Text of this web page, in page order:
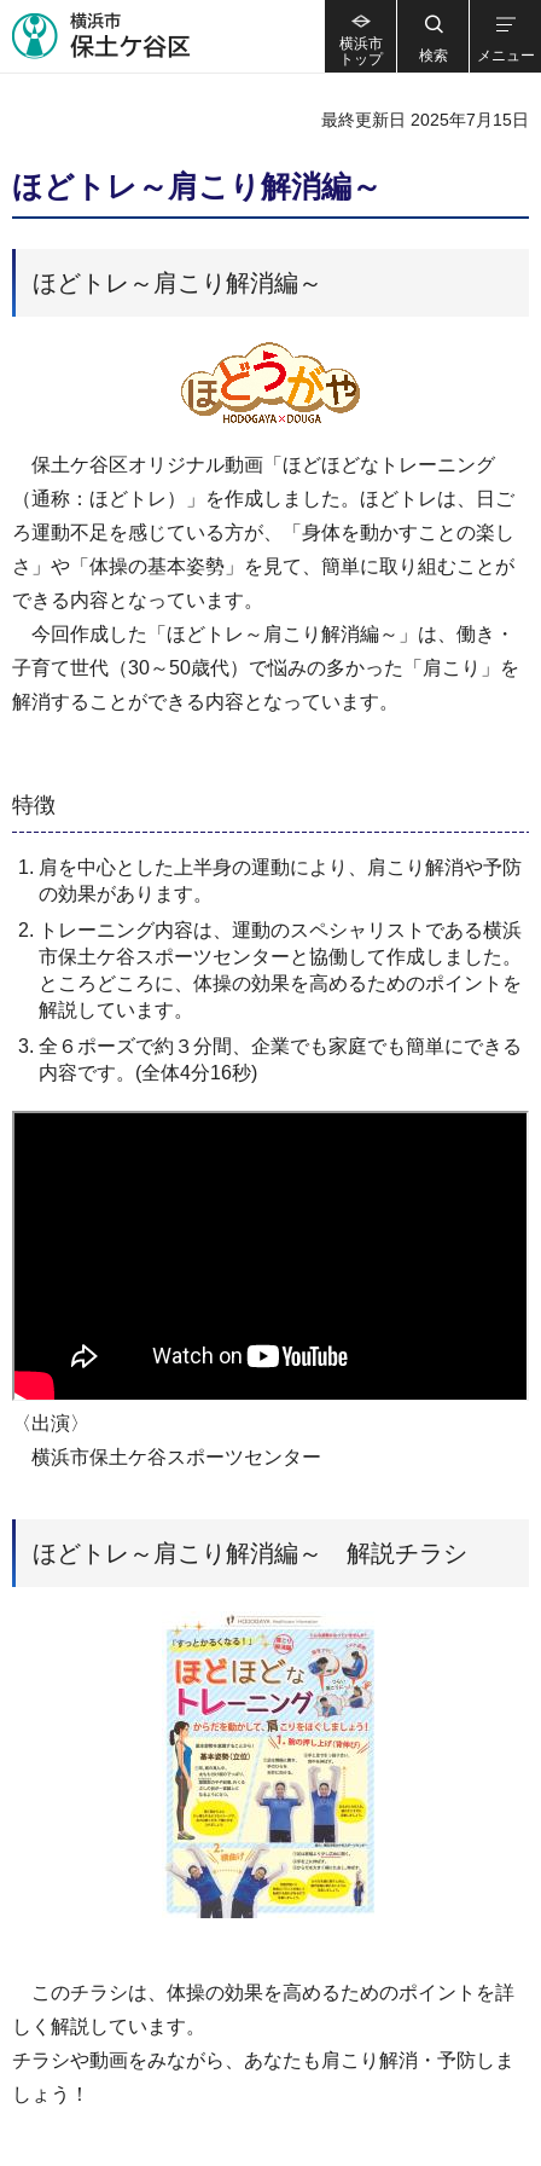
横浜市
トップ
検索 メニュー
最終更新日 2025年7月15日
ほどトレ～肩こり解消編～
ほどトレ～肩こり解消編～
保土ケ谷区オリジナル動画「ほどほどなトレーニング
（通称：ほどトレ）」を作成しました。ほどトレは、日ご
ろ運動不足を感じている方が、「身体を動かすことの楽し
さ」や「体操の基本姿勢」を見て、簡単に取り組むことが
できる内容となっています。
今回作成した「ほどトレ～肩こり解消編～」は、働き・
子育て世代（30～50歳代）で悩みの多かった「肩こり」を
解消することができる内容となっています。
特徴
肩を中心とした上半身の運動により、肩こり解消や予防
の効果があります。
トレーニング内容は、運動のスペシャリストである横浜
市保土ケ谷スポーツセンターと協働して作成しました。
ところどころに、体操の効果を高めるためのポイントを
解説しています。
全６ポーズで約３分間、企業でも家庭でも簡単にできる
内容です。(全体4分16秒)
〈出演〉
横浜市保土ケ谷スポーツセンター
ほどトレ～肩こり解消編～ 解説チラシ
このチラシは、体操の効果を高めるためのポイントを詳
しく解説しています。
チラシや動画をみながら、あなたも肩こり解消・予防しま
しょう！